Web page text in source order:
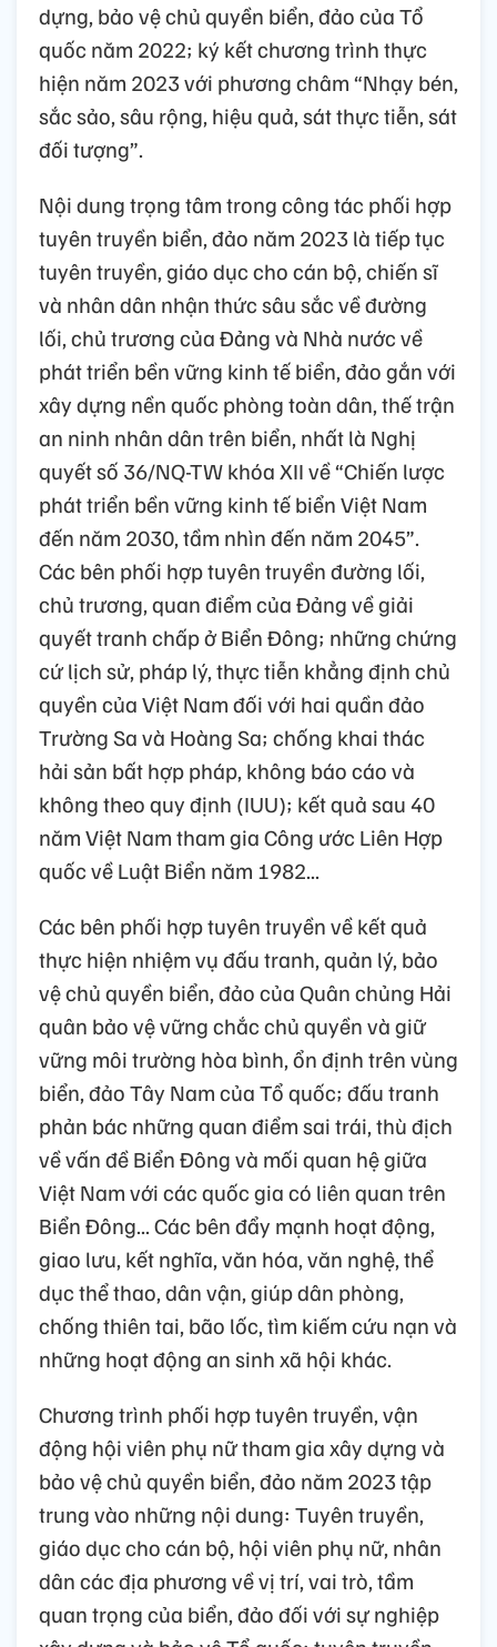
dựng, bảo vệ chủ quyền biển, đảo của Tổ
quốc năm 2022; ký kết chương trình thực
hiện năm 2023 với phương châm “Nhạy bén,
sắc sảo, sâu rộng, hiệu quả, sát thực tiễn, sát
đối tượng”.
Nội dung trọng tâm trong công tác phối hợp
tuyên truyền biển, đảo năm 2023 là tiếp tục
tuyên truyền, giáo dục cho cán bộ, chiến sĩ
và nhân dân nhận thức sâu sắc về đường
lối, chủ trương của Đảng và Nhà nước về
phát triển bền vững kinh tế biển, đảo gắn với
xây dựng nền quốc phòng toàn dân, thế trận
an ninh nhân dân trên biển, nhất là Nghị
quyết số 36/NQ-TW khóa XII về “Chiến lược
phát triển bền vững kinh tế biển Việt Nam
đến năm 2030, tầm nhìn đến năm 2045”.
Các bên phối hợp tuyên truyền đường lối,
chủ trương, quan điểm của Đảng về giải
quyết tranh chấp ở Biển Đông; những chứng
cứ lịch sử, pháp lý, thực tiễn khẳng định chủ
quyền của Việt Nam đối với hai quần đảo
Trường Sa và Hoàng Sa; chống khai thác
hải sản bất hợp pháp, không báo cáo và
không theo quy định (IUU); kết quả sau 40
năm Việt Nam tham gia Công ước Liên Hợp
quốc về Luật Biển năm 1982...
Các bên phối hợp tuyên truyền về kết quả
thực hiện nhiệm vụ đấu tranh, quản lý, bảo
vệ chủ quyền biển, đảo của Quân chủng Hải
quân bảo vệ vững chắc chủ quyền và giữ
vững môi trường hòa bình, ổn định trên vùng
biển, đảo Tây Nam của Tổ quốc; đấu tranh
phản bác những quan điểm sai trái, thù địch
về vấn đề Biển Đông và mối quan hệ giữa
Việt Nam với các quốc gia có liên quan trên
Biển Đông... Các bên đẩy mạnh hoạt động,
giao lưu, kết nghĩa, văn hóa, văn nghệ, thể
dục thể thao, dân vận, giúp dân phòng,
chống thiên tai, bão lốc, tìm kiếm cứu nạn và
những hoạt động an sinh xã hội khác.
Chương trình phối hợp tuyên truyền, vận
động hội viên phụ nữ tham gia xây dựng và
bảo vệ chủ quyền biển, đảo năm 2023 tập
trung vào những nội dung: Tuyên truyền,
giáo dục cho cán bộ, hội viên phụ nữ, nhân
dân các địa phương về vị trí, vai trò, tầm
quan trọng của biển, đảo đối với sự nghiệp